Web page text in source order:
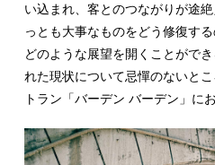
い込まれ、客とのつながりが途
っとも大事なものをどう修復す
どのような展望を開くことがで
れた現状について忌憚のないと
トラン「バーデン バーデン」に